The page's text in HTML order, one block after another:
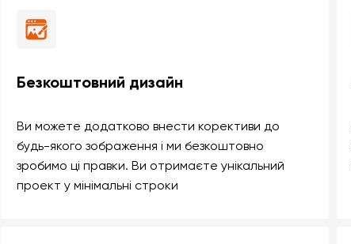
Безкоштовний дизайн
Ви можете додатково внести корективи до
будь-якого зображення і ми безкоштовно
зробимо ці правки. Ви отримаєте унікальний
проект у мінімальні строки